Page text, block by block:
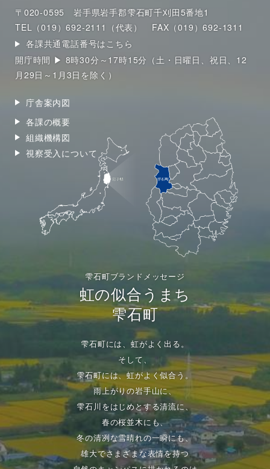
〒020-0595 岩手県岩手郡雫石町千刈田5番地1
TEL（019）692-2111（代表）
FAX（019）692-1311
各課共通電話番号はこちら
開庁時間 ▶ 8時30分～17時15分（土・日曜日、祝日、12
月29日～1月3日を除く）
庁舎案内図
各課の概要
組織機構図
視察受入について
雫石町ブランドメッセージ
虹の似合うまち
雫石町
雫石町には、虹がよく出る。
そして、
雫石町には、虹がよく似合う。
雨上がりの岩手山に、
雫石川をはじめとする清流に、
春の桜並木にも、
冬の清冽な雪晴れの一瞬にも、
雄大でさまざまな表情を持つ